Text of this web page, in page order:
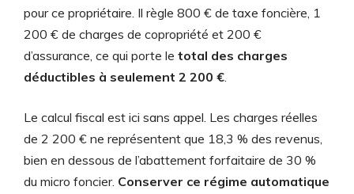
pour ce propriétaire. Il règle 800 € de taxe foncière, 1
200 € de charges de copropriété et 200 €
d’assurance, ce qui porte le total des charges
déductibles à seulement 2 200 €.
Le calcul fiscal est ici sans appel. Les charges réelles
de 2 200 € ne représentent que 18,3 % des revenus,
bien en dessous de l’abattement forfaitaire de 30 %
du micro foncier. Conserver ce régime automatique